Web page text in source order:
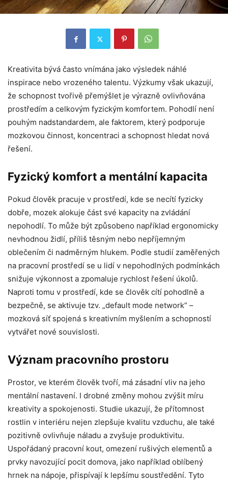
Kreativita bývá často vnímána jako výsledek náhlé
inspirace nebo vrozeného talentu. Výzkumy však ukazují,
že schopnost tvořivě přemýšlet je výrazně ovlivňována
prostředím a celkovým fyzickým komfortem. Pohodlí není
pouhým nadstandardem, ale faktorem, který podporuje
mozkovou činnost, koncentraci a schopnost hledat nová
řešení.
Fyzický komfort a mentální kapacita
Pokud člověk pracuje v prostředí, kde se necítí fyzicky
dobře, mozek alokuje část své kapacity na zvládání
nepohodlí. To může být způsobeno například ergonomicky
nevhodnou židlí, příliš těsným nebo nepříjemným
oblečením či nadměrným hlukem. Podle studií zaměřených
na pracovní prostředí se u lidí v nepohodlných podmínkách
snižuje výkonnost a zpomaluje rychlost řešení úkolů.
Naproti tomu v prostředí, kde se člověk cítí pohodlně a
bezpečně, se aktivuje tzv. „default mode network“ –
mozková síť spojená s kreativním myšlením a schopností
vytvářet nové souvislosti.
Význam pracovního prostoru
Prostor, ve kterém člověk tvoří, má zásadní vliv na jeho
mentální nastavení. I drobné změny mohou zvýšit míru
kreativity a spokojenosti. Studie ukazují, že přítomnost
rostlin v interiéru nejen zlepšuje kvalitu vzduchu, ale také
pozitivně ovlivňuje náladu a zvyšuje produktivitu.
Uspořádaný pracovní kout, omezení rušivých elementů a
prvky navozující pocit domova, jako například oblíbený
hrnek na nápoje, přispívají k lepšímu soustředění. Tyto